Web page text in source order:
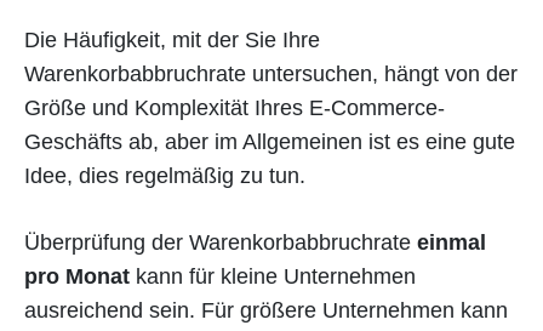
Die Häufigkeit, mit der Sie Ihre
Warenkorbabbruchrate untersuchen, hängt von der
Größe und Komplexität Ihres E-Commerce-
Geschäfts ab, aber im Allgemeinen ist es eine gute
Idee, dies regelmäßig zu tun.
Überprüfung der Warenkorbabbruchrate einmal
pro Monat kann für kleine Unternehmen
ausreichend sein. Für größere Unternehmen kann